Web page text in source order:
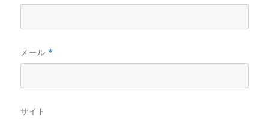
メール *
サイト